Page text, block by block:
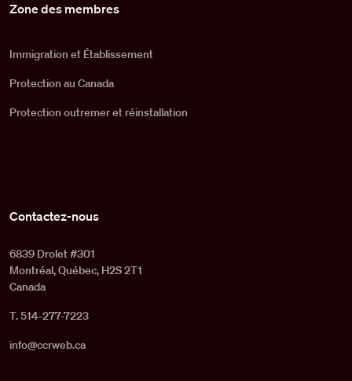
Zone des membres
Immigration et Établissement
Protection au Canada
Protection outremer et réinstallation
Contactez-nous
6839 Drolet #301
Montréal, Québec, H2S 2T1
Canada
T. 514-277-7223
info@ccrweb.ca